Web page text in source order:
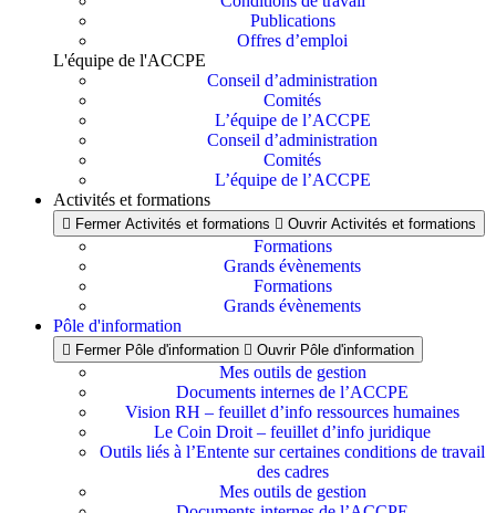
Publications
Offres d’emploi
L'équipe de l'ACCPE
Conseil d’administration
Comités
L’équipe de l’ACCPE
Conseil d’administration
Comités
L’équipe de l’ACCPE
Activités et formations
Fermer Activités et formations Ouvrir Activités et formations
Formations
Grands évènements
Formations
Grands évènements
Pôle d'information
Fermer Pôle d'information Ouvrir Pôle d'information
Mes outils de gestion
Documents internes de l’ACCPE
Vision RH – feuillet d’info ressources humaines
Le Coin Droit – feuillet d’info juridique
Outils liés à l’Entente sur certaines conditions de travail
des cadres
Mes outils de gestion